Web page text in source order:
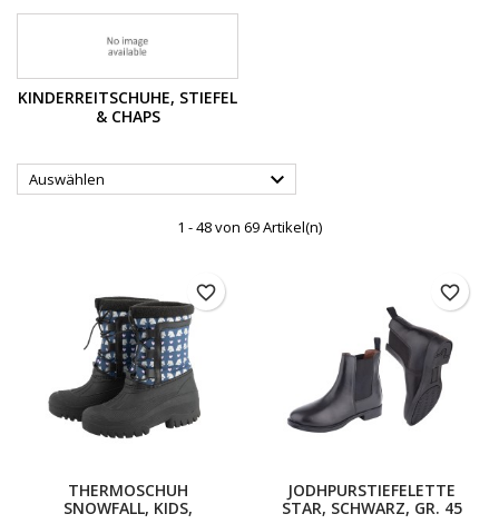
KINDERREITSCHUHE, STIEFEL
& CHAPS
Auswählen 
1 - 48 von 69 Artikel(n)
THERMOSCHUH
SNOWFALL, KIDS,
favorite_border
JODHPURSTIEFELETTE
STAR, SCHWARZ, GR. 45
favorite_border